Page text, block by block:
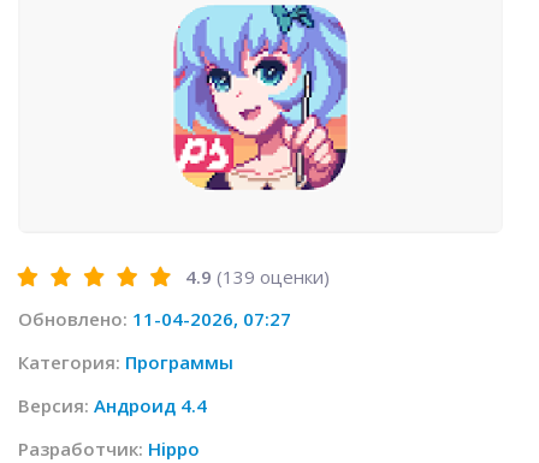
4.9 (139 оценки)
Обновлено: 11-04-2026, 07:27
Категория: Программы
Версия: Андроид 4.4
Разработчик: Hippo